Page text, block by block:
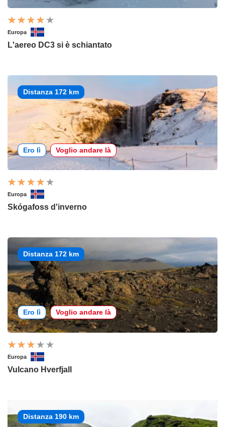
Europa
L'aereo DC3 si è schiantato
Distanza 172 km
Ero lì Voglio andare là
Europa
Skógafoss d'inverno
Distanza 172 km
Ero lì Voglio andare là
Europa
Vulcano Hverfjall
Distanza 190 km